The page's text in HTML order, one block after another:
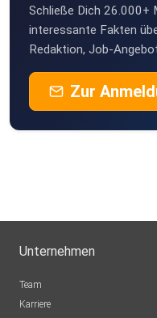
Schließe Dich 26.000+
interessante Fakten
Redaktion, Job-
Zur
Unternehmen
Team
Karriere